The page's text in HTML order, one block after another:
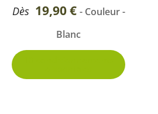
Dès 19,90€ - Couleur -
Blanc
du